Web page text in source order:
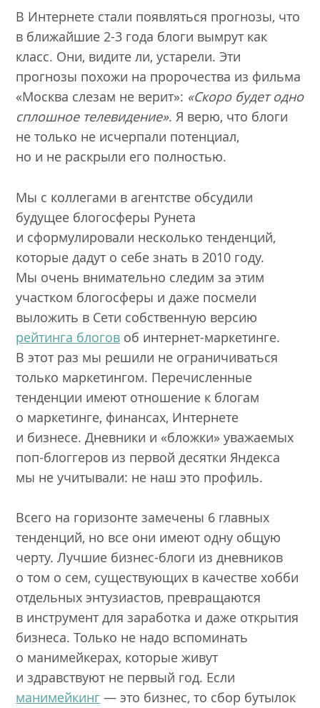
В Интернете стали появляться прогнозы, что
в ближайшие 2-3 года блоги вымрут как
класс. Они, видите ли, устарели. Эти
прогнозы похожи на пророчества из фильма
«Москва слезам не верит»: «Скоро будет одно
сплошное телевидение». Я верю, что блоги
не только не исчерпали потенциал,
но и не раскрыли его полностью.
Мы с коллегами в агентстве обсудили
будущее блогосферы Рунета
и сформулировали несколько тенденций,
которые дадут о себе знать в 2010 году.
Мы очень внимательно следим за этим
участком блогосферы и даже посмели
выложить в Сети собственную версию
рейтинга блогов об интернет-маркетинге.
В этот раз мы решили не ограничиваться
только маркетингом. Перечисленные
тенденции имеют отношение к блогам
о маркетинге, финансах, Интернете
и бизнесе. Дневники и «бложки» уважаемых
поп-блоггеров из первой десятки Яндекса
мы не учитывали: не наш это профиль.
Всего на горизонте замечены 6 главных
тенденций, но все они имеют одну общую
черту. Лучшие бизнес-блоги из дневников
о том о сем, существующих в качестве хобби
отдельных энтузиастов, превращаются
в инструмент для заработка и даже открытия
бизнеса. Только не надо вспоминать
о манимейкерах, которые живут
и здравствуют не первый год. Если
манимейкинг — это бизнес, то сбор бутылок